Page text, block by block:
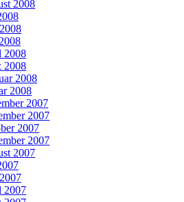
2008
2008
2008
2008
2008
2007
2007
2007
2007
2007
2007